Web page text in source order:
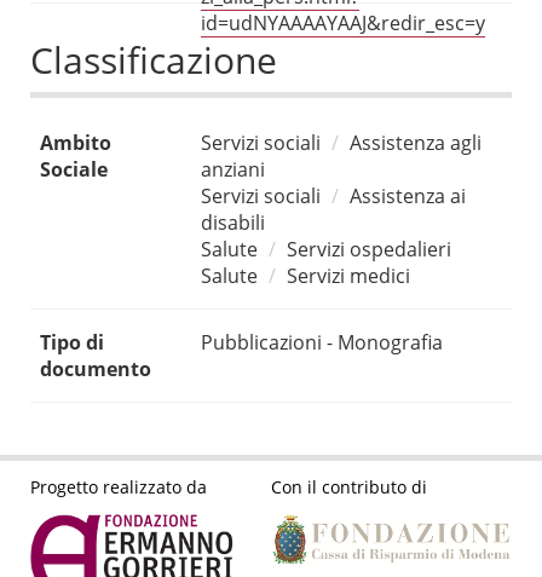
id=udNYAAAAYAAJ&redir_esc=y
Classificazione
Ambito
Sociale
Servizi sociali
Assistenza agli
anziani
Servizi sociali
Assistenza ai
disabili
Salute
Servizi ospedalieri
Salute
Servizi medici
Tipo di
documento
Pubblicazioni - Monografia
Progetto realizzato da Con il contributo di